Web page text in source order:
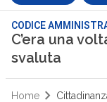
CODICE
C’era una
svaluta
Home